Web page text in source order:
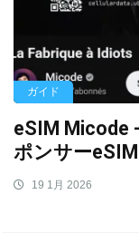
ガイド
eSIM Micode
ポンサーeSIM
19 1月 2026